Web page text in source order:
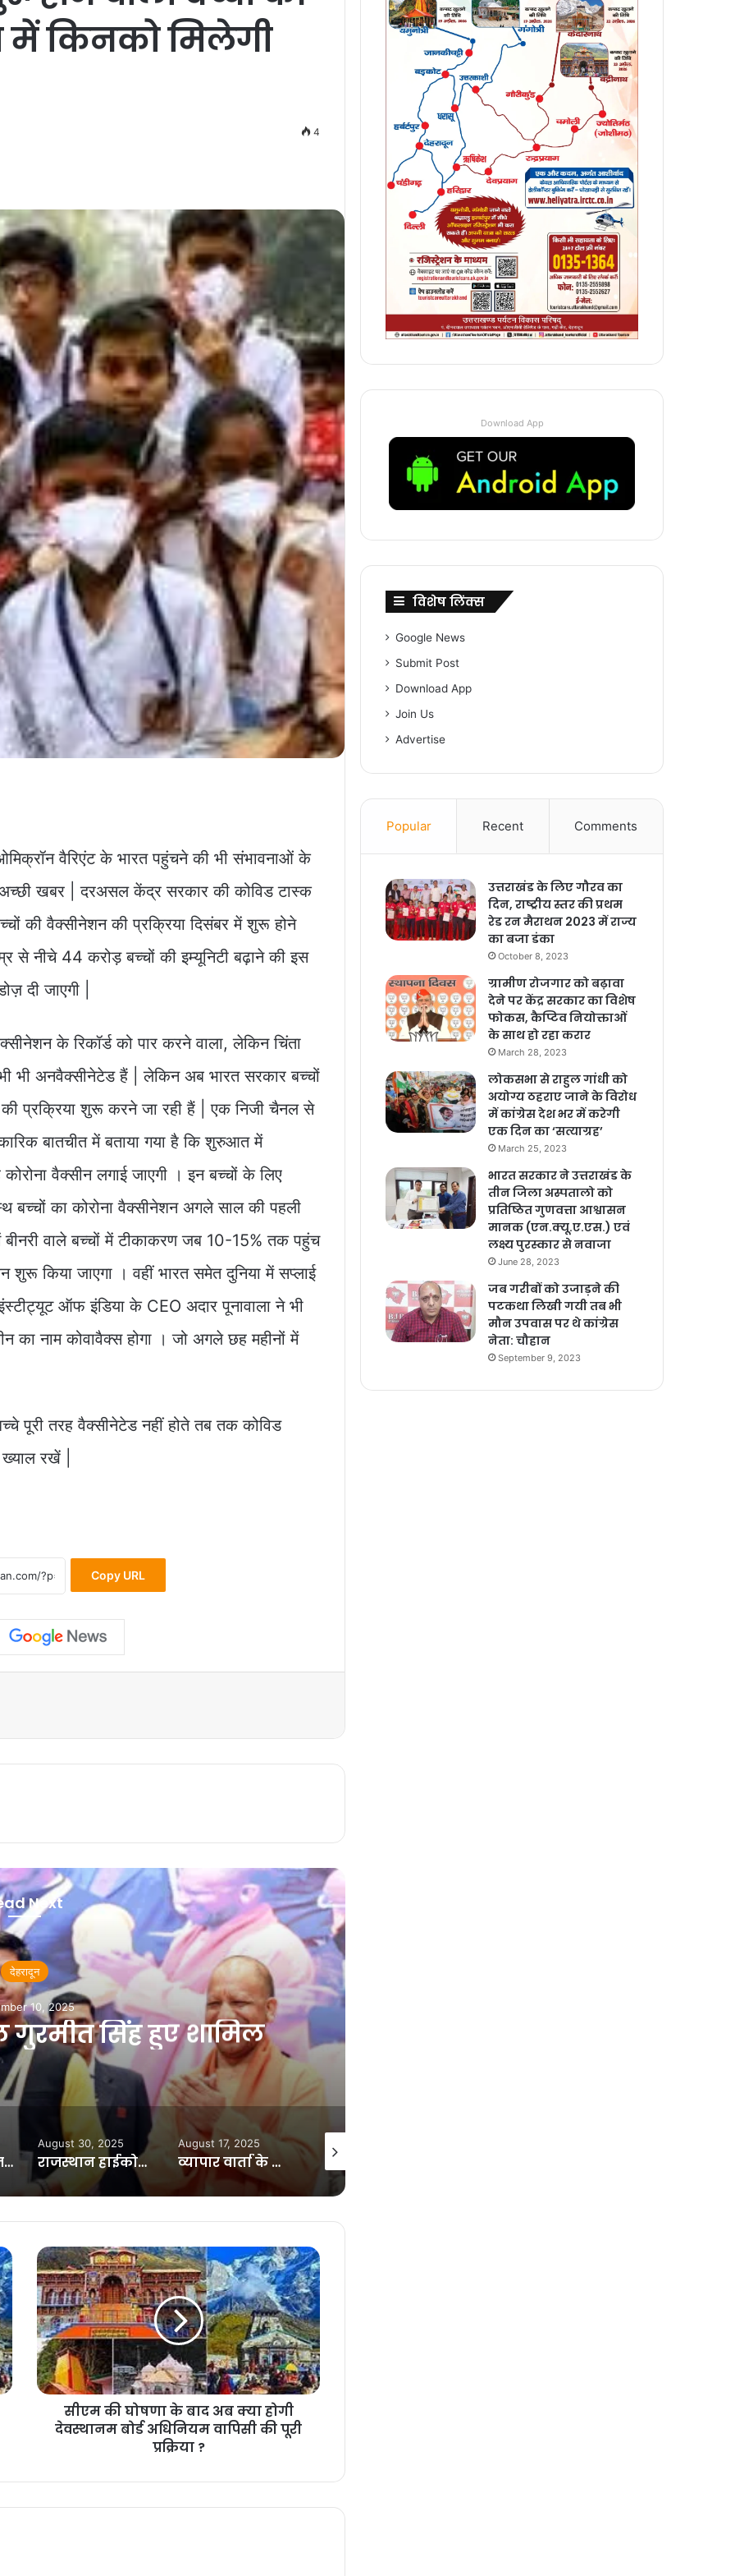
में किनको मिलेगी
4
वैरिएंट के भारत पहुंचने की भी संभावनाओं के
खबर | दरअसल केंद्र सरकार की कोविड टास्क
की वैक्सीनेशन की प्रक्रिया दिसंबर में शुरू होने
से नीचे 44 करोड़ बच्चों की इम्यूनिटी बढ़ाने की इस
दी जाएगी |
के रिकॉर्ड को पार करने वाला, लेकिन चिंता
भी अनवैक्सीनेटेड हैं | लेकिन अब भारत सरकार बच्चों
प्रक्रिया शुरू करने जा रही हैं | एक निजी चैनल से
बातचीत में बताया गया है कि शुरुआत में
कोरोना वैक्सीन लगाई जाएगी । इन बच्चों के लिए
बच्चों का कोरोना वैक्सीनेशन अगले साल की पहली
बीनरी वाले बच्चों में टीकाकरण जब 10-15% तक पहुंच
शुरू किया जाएगा । वहीं भारत समेत दुनिया में सप्लाई
इंस्टीट्यूट ऑफ इंडिया के CEO अदार पूनावाला ने भी
का नाम कोवावैक्स होगा । जो अगले छह महीनों में
तरह वैक्सीनेटेड नहीं होते तब तक कोविड
रखें |
Copy URL
Next
देहरादून
17, 2025
निर्माण हटाने के निर्देश
आसाराम ने सेंट्रल जेल में किया सरेंडर,
August 17, 2025
व्यापार वार्ता के लिए अमेरिकी टीम का भारत दौरा स्थगित
March 22, 2026
सीएम की घोषणा के बाद अब क्या होगी
देवस्थानम बोर्ड अधिनियम वापिसी की पूरी
प्रक्रिया ?
Download App
विशेष लिंक्स
Google News
Submit Post
Download App
Join Us
Advertise
Popular Recent Comments
उत्तराखंड के लिए गौरव का
दिन, राष्ट्रीय स्तर की प्रथम
रेड रन मैराथन 2023 में राज्य
का बजा डंका
October 8, 2023
ग्रामीण रोजगार को बढ़ावा
देने पर केंद्र सरकार का विशेष
फोकस, कैप्टिव नियोक्ताओं
के साथ हो रहा करार
March 28, 2023
लोकसभा से राहुल गांधी को
अयोग्य ठहराए जाने के विरोध
में कांग्रेस देश भर में करेगी
एक दिन का ‘सत्याग्रह’
March 25, 2023
भारत सरकार ने उत्तराखंड के
तीन जिला अस्पतालो को
प्रतिष्ठित गुणवत्ता आश्वासन
मानक (एन.क्यू.ए.एस.) एवं
लक्ष्य पुरस्कार से नवाजा
June 28, 2023
जब गरीबों को उजाड़ने की
पटकथा लिखी गयी तब भी
मौन उपवास पर थे कांग्रेस
नेता: चौहान
September 9, 2023